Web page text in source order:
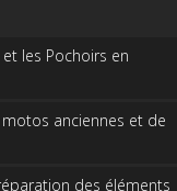
les Pochoirs en
anciennes et de
des éléments